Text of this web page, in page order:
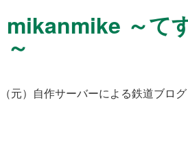
mikanmike ～て
～
（元）自作サーバーによる鉄道ブログ